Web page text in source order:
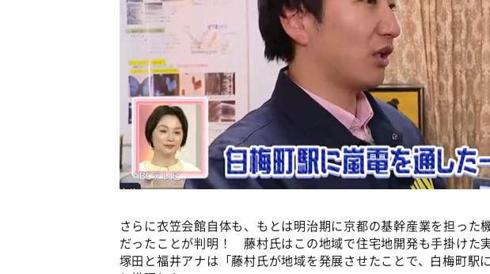
さらに衣笠会館自体も、もとは明治期に京都の基幹産業を担った
だったことが判明！ 藤村氏はこの地域で住宅地開発も手掛けた
塚田と福井アナは「藤村氏が地域を発展させたことで、白梅町駅